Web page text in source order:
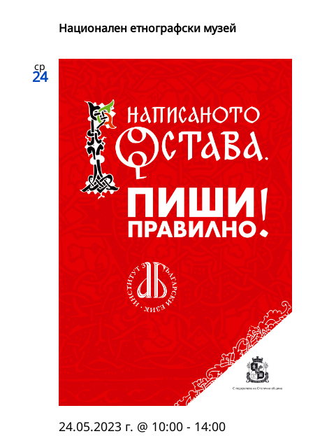
Национален етнографски музей
ср
24
24.05.2023 г. @ 10:00 - 14:00